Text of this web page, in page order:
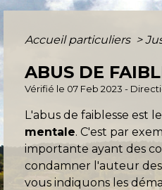
Accueil particuliers >
ABUS DE
Vérifié le 07 Feb 2023 -
L'abus de faiblesse est
mentale. C'est par
importante ayant des
condamner l'auteur
vous indiquons les